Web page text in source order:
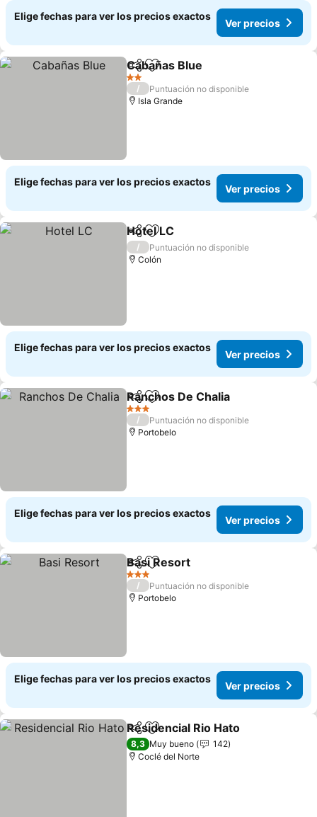
Elige fechas para ver los precios exactos
Ver precios
CompartirAgregar a favoritos
Cabañas Blue
2 Estrellas
/
Puntuación no disponible
Isla Grande
Elige fechas para ver los precios exactos
Ver precios
CompartirAgregar a favoritos
Hotel LC
/
Puntuación no disponible
Colón
Elige fechas para ver los precios exactos
Ver precios
CompartirAgregar a favoritos
Ranchos De Chalia
3 Estrellas
/
Puntuación no disponible
Portobelo
Elige fechas para ver los precios exactos
Ver precios
CompartirAgregar a favoritos
Basi Resort
3 Estrellas
/
Puntuación no disponible
Portobelo
Elige fechas para ver los precios exactos
Ver precios
CompartirAgregar a favoritos
Residencial Rio Hato
8,3 Muy bueno
142
Coclé del Norte